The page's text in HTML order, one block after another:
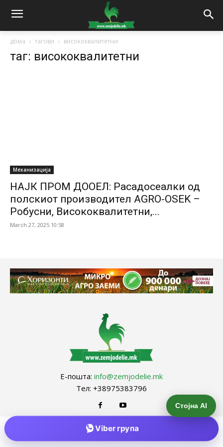
дома тагови висококвалитетни
таг: висококвалитетни
Механизација
НАЈК ПРОМ ДООЕЛ: Расадосеалки од
полскиот производител AGRO-OSEK –
Робусни, Висококвалитетни,...
March 27, 2025 10:58
Е-пошта: info@zemjodelie.mk
Тел: +38975383796
Стојна AI
Viber група